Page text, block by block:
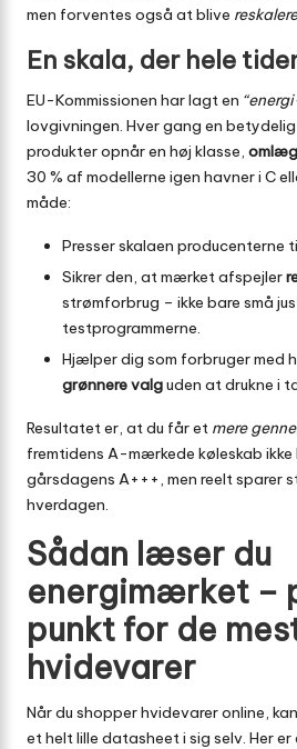
men forventes også at blive
En skala, der hele
EU-Kommissionen har lagt en
lovgivningen. Hver gang en
produkter opnår en høj klasse,
30 % af modellerne igen havner i C
måde:
Presser skalaen producenterne
Sikrer den, at mærket afspejler
strømforbrug – ikke bare små
testprogrammerne.
Hjælper dig som forbruger med
grønnere valguden at drukne i
Resultatet er, at du får et mere
fremtidens A-mærkede køleskab ikke
gårsdagens A+++, men reelt sparer
hverdagen.
Sådan læser du
energimærket –
punkt for de
hvidevarer
Når du shopper hvidevarer online,
et helt lille datasheet i sig selv. Her er